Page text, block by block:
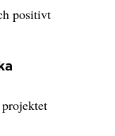
positivt